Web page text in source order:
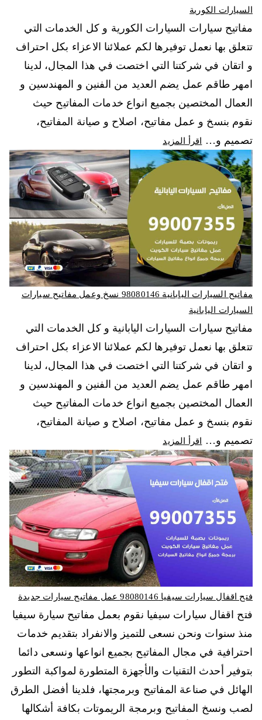
السيارات الكورية
مفاتيح سيارات السيارات الكورية و كل الخدمات التي
تتعلق بها نعمل توفيرها لكم عملائنا الاعزاء بكل احتراف
و اتقان في شركتنا التي اختصت في هذا المجال، لدينا
امهر طاقم عمل يضم العديد من الفنين و المهندسين و
العمال المختصين بجميع انواع خدمات المفاتيح حيث
نقوم بنسخ و عمل مفاتيح، اصلاح و صيانة المفاتيح،
تصميم و…
اقرأ المزيد
مفاتيح السيارات اليابانية 98080146‬ نسخ وعمل مفاتيح سيارات
السيارات اليابانية
مفاتيح سيارات السيارات اليابانية و كل الخدمات التي
تتعلق بها نعمل توفيرها لكم عملائنا الاعزاء بكل احتراف
و اتقان في شركتنا التي اختصت في هذا المجال، لدينا
امهر طاقم عمل يضم العديد من الفنين و المهندسين و
العمال المختصين بجميع انواع خدمات المفاتيح حيث
نقوم بنسخ و عمل مفاتيح، اصلاح و صيانة المفاتيح،
تصميم و…
اقرأ المزيد
فتح اقفال سيارات سيفيا 98080146‬ عمل مفاتيح سيارات جديدة
فتح اقفال سيارات سيفيا نقوم بعمل مفاتيح سيارة سيفيا
منذ سنوات ونحن نسعى للتميز والانفراد بتقديم خدمات
احترافية في مجال المفاتيح بجميع انواعها ونسعى دائما
بتوفير أحدث التقنيات والأجهزة المتطورة لمواكبة التطور
الهائل في صناعة المفاتيح وبرمجتها، فلدينا أفضل الطرق
لصب ونسخ المفاتيح وبرمجة الريموتات بكافة أشكالها